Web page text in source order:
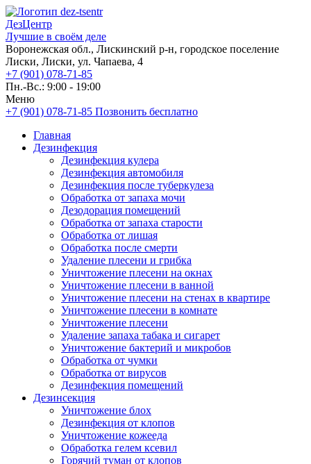
ДезЦентр
Лучшие в своём деле
Воронежская обл., Лискинский р-н, городское поселение
Лиски, Лиски, ул. Чапаева, 4
+7 (901) 078-71-85
Пн.-Вс.: 9:00 - 19:00
Меню
+7 (901) 078-71-85 Позвонить бесплатно
Главная
Дезинфекция
Дезинфекция кулера
Дезинфекция автомобиля
Дезинфекция после туберкулеза
Обработка от запаха мочи
Дезодорация помещений
Обработка от запаха старости
Обработка от лишая
Обработка после смерти
Удаление плесени и грибка
Уничтожение плесени на окнах
Уничтожение плесени в ванной
Уничтожение плесени на стенах в квартире
Уничтожение плесени в комнате
Уничтожение плесени
Удаление запаха табака и сигарет
Уничтожение бактерий и микробов
Обработка от чумки
Обработка от вирусов
Дезинфекция помещений
Дезинсекция
Уничтожение блох
Дезинфекция от клопов
Уничтожение кожееда
Обработка гелем ксевил
Горячий туман от клопов